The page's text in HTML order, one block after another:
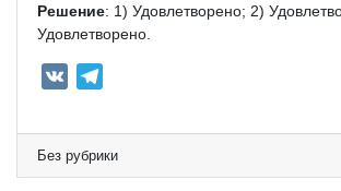
Решение: 1) Удовлетворено; 2)
Удовлетворено.
e
g
Без рубрики